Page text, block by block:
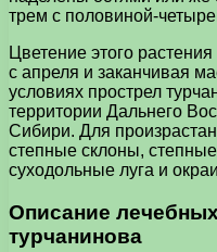
трем с половиной-
Цветение этого
с апреля и заканчивая
условиях прострел
территории Дальнего
Сибири. Для
степные склоны,
суходольные луга и
Описание
турчанинова